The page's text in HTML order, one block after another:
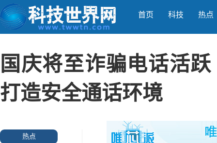
首页 科技 热点
国庆将至诈骗电话活
打造安全通话环境
热点